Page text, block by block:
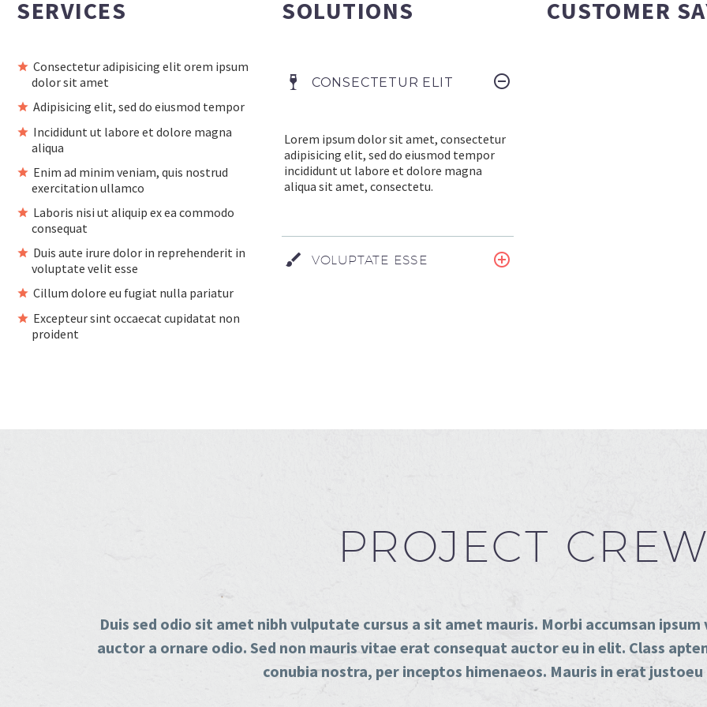
SERVICES
Consectetur adipisicing elit orem ipsum
dolor sit amet
Adipisicing elit, sed do eiusmod tempor
Incididunt ut labore et dolore magna
aliqua
Enim ad minim veniam, quis nostrud
exercitation ullamco
Laboris nisi ut aliquip ex ea commodo
consequat
Duis aute irure dolor in reprehenderit in
voluptate velit esse
Cillum dolore eu fugiat nulla pariatur
Excepteur sint occaecat cupidatat non
proident
SOLUTIONS
CONSECTETUR ELIT
Lorem ipsum dolor sit amet, consectetur
adipisicing elit, sed do eiusmod tempor
incididunt ut labore et dolore magna
aliqua sit amet, consectetu.
VOLUPTATE ESSE
CUSTOMER
PROJECT
Duis sed odio sit amet nibh vulputate cursus a sit amet mauris. Morbi accumsan
auctor a ornare odio. Sed non mauris vitae erat consequat auctor eu in elit. Class
conubia nostra, per inceptos himenaeos. Mauris in erat